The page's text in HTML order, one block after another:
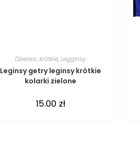
Dziecko,krótkie,Legginsy
Leginsy getry leginsy krótkie
kolarki zielone
15.00 zł